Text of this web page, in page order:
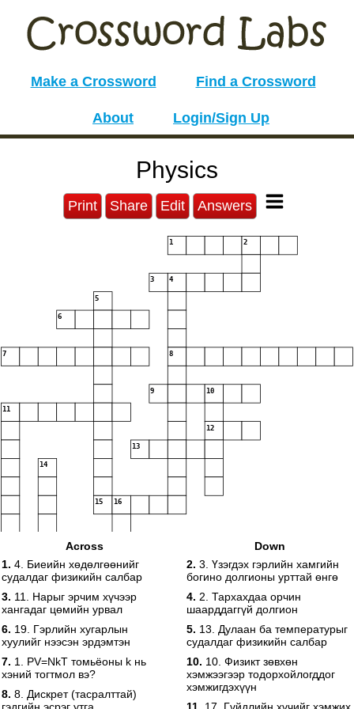
Make a Crossword Find a Crossword
About Login/Sign Up
Physics
Print Share Edit Answers
1 2
3 4
5
6
7 8
9 10
11
12
13
14
15 16
19
Across
1. 4. Биеийн хөдөлгөөнийг
судалдаг физикийн салбар
3. 11. Нарыг эрчим хүчээр
хангадаг цөмийн урвал
6. 19. Гэрлийн хугарлын
хуулийг нээсэн эрдэмтэн
7. 1. PV=NkT томьёоны k нь
хэний тогтмол вэ?
8. 8. Дискрет (тасралттай)
Down
2. 3. Үзэгдэх гэрлийн хамгийн
богино долгионы урттай өнгө
4. 2. Тархахдаа орчин
шаарддаггүй долгион
5. 13. Дулаан ба температурыг
судалдаг физикийн салбар
10. 10. Физикт зөвхөн
хэмжээгээр тодорхойлогддог
хэмжигдэхүүн